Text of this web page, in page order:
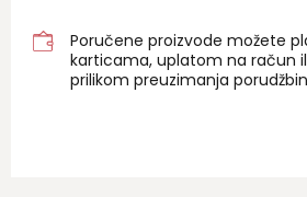
Poručene proizvode možete
karticama, uplatom na račun
prilikom preuzimanja